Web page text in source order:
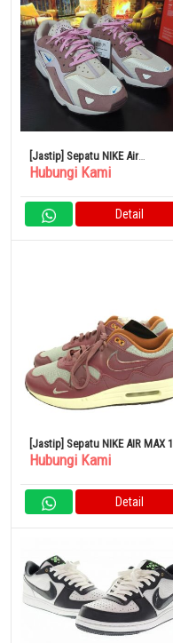
[Jastip] Sepatu NIKE Air
Huarache Runner DZ3306-101
Hubungi Kami
Detail
[Jastip] Sepatu NIKE AIR MAX 1
One Pata 28cm BRD Kulit
Hubungi Kami
Detail